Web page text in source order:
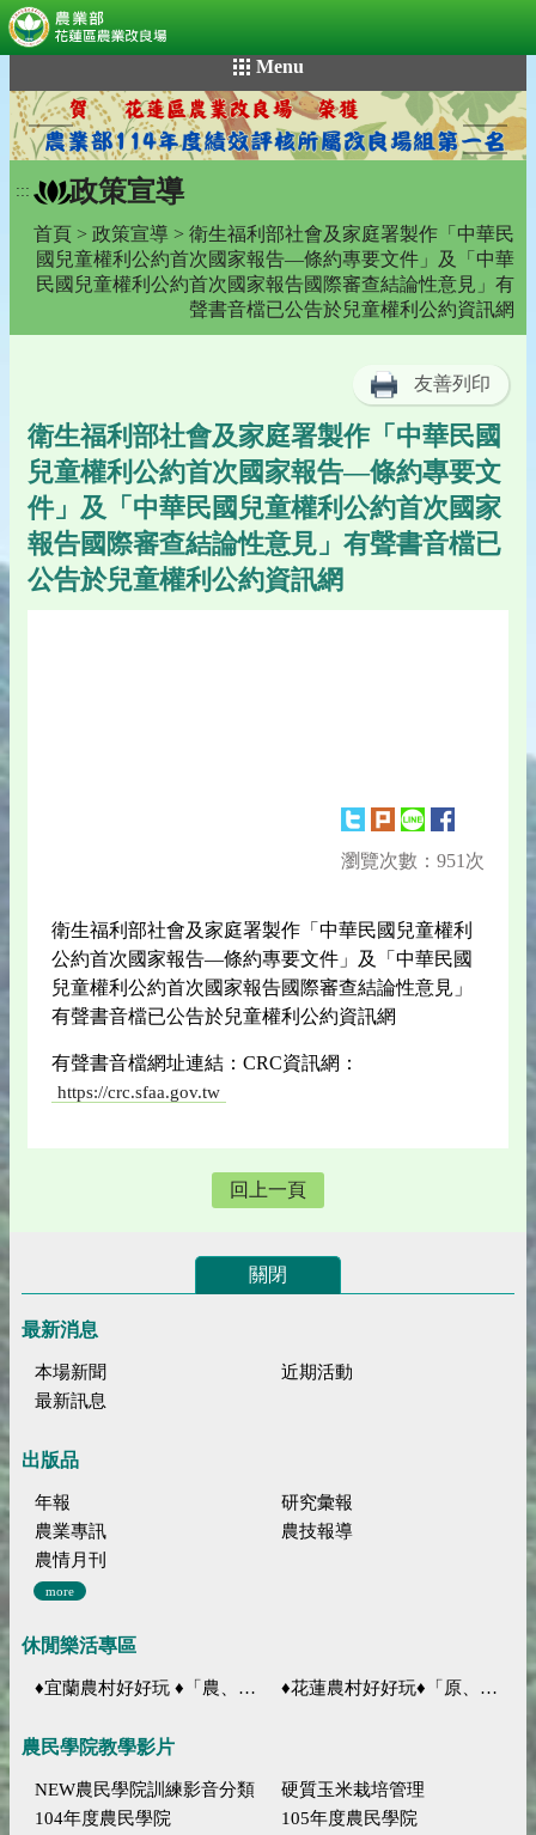
到
主
要
內
容
Menu
::: 政策宣導
首頁 > 政策宣導 > 衛生福利部社會及家庭署製作「中華民
國兒童權利公約首次國家報告—條約專要文件」及「中華
民國兒童權利公約首次國家報告國際審查結論性意見」有
聲書音檔已公告於兒童權利公約資訊網
友善列印
衛生福利部社會及家庭署製作「中華民國
兒童權利公約首次國家報告—條約專要文
件」及「中華民國兒童權利公約首次國家
報告國際審查結論性意見」有聲書音檔已
公告於兒童權利公約資訊網
瀏覽次數：951次
衛生福利部社會及家庭署製作「中華民國兒童權利
公約首次國家報告—條約專要文件」及「中華民國
兒童權利公約首次國家報告國際審查結論性意見」
有聲書音檔已公告於兒童權利公約資訊網
有聲書音檔網址連結：CRC資訊網：
https://crc.sfaa.gov.tw
回上一頁
關閉
最新消息
本場新聞
近期活動
最新訊息
出版品
年報
研究彙報
農業專訊
農技報導
農情月刊
more
休閒樂活專區
♦宜蘭農村好好玩 ♦「農、藝、山、水」四條遊程推薦 ♦花蓮農村好好玩♦「原、生、慢、活」四條遊程推薦
農民學院教學影片
NEW農民學院訓練影音分類
硬質玉米栽培管理
104年度農民學院
105年度農民學院